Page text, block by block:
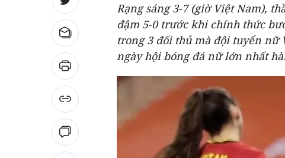
Rạng sáng 3-7 (giờ Việt Nam),
đậm 5-0 trước khi chính thức
trong 3 đối thủ mà đội tuyển nữ
ngày hội bóng đá nữ lớn nhất